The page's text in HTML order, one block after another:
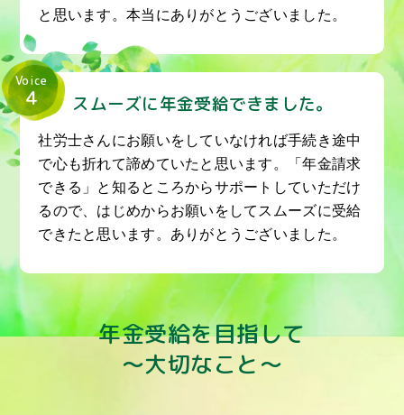
と思います。本当にありがとうございました。
Voice
4 スムーズに年金受給できました。
社労士さんにお願いをしていなければ手続き途中
で心も折れて諦めていたと思います。「年金請求
できる」と知るところからサポートしていただけ
るので、はじめからお願いをしてスムーズに受給
できたと思います。ありがとうございました。
年金受給を目指して
～大切なこと～